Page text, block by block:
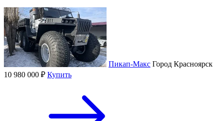
Пикап-Макс ГородКрасноярск
10 980 000 ₽ Купить